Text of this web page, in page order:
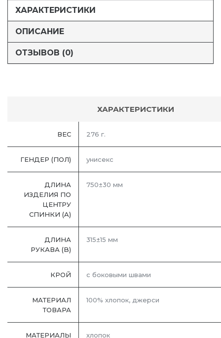
ХАРАКТЕРИСТИКИ
ОПИСАНИЕ
ОТЗЫВОВ (0)
ХАРАКТЕРИСТИКИ
ВЕС 276 г.
ГЕНДЕР (ПОЛ) унисекс
ДЛИНА
ИЗДЕЛИЯ ПО
ЦЕНТРУ
СПИНКИ (A)
750±30 мм
ДЛИНА
РУКАВА (B)
315±15 мм
КРОЙ с боковыми швами
МАТЕРИАЛ
ТОВАРА
100% хлопок, джерси
МАТЕРИАЛЫ хлопок